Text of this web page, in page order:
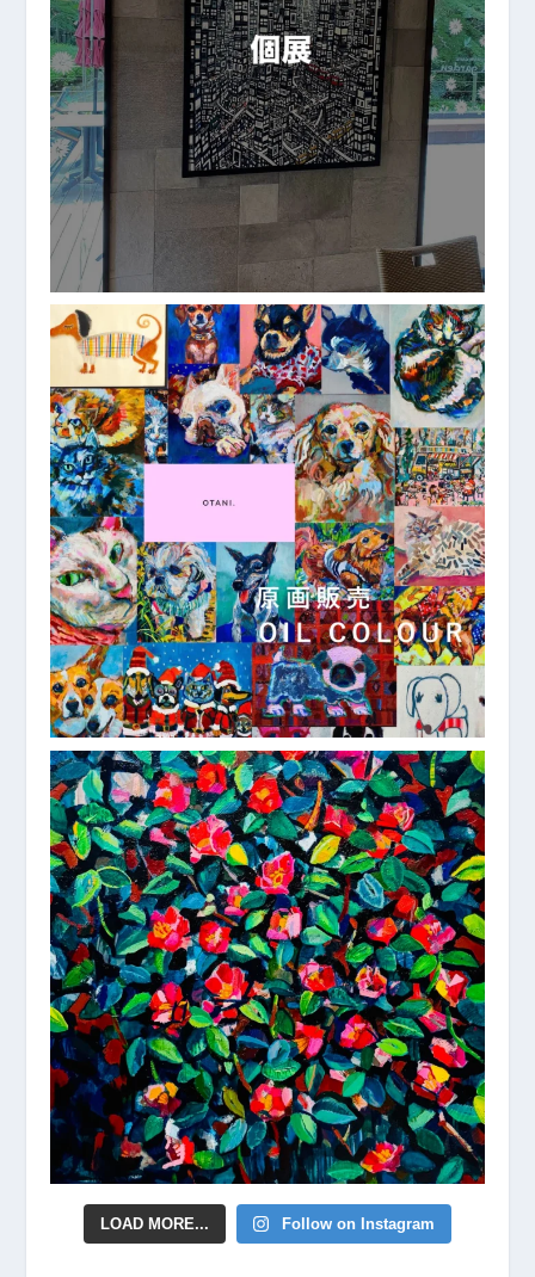
LOAD MORE... Follow on Instagram